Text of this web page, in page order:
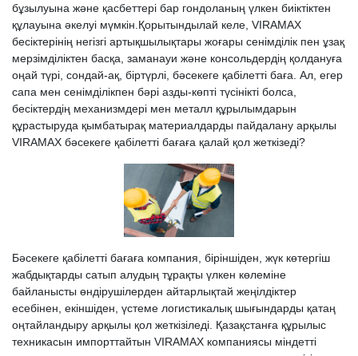
бұзылуына және қасбеттері бар гондоланың үлкен биіктіктен
құлауына әкелуі мүмкін.Қорытындылай келе, VIRAMAX
бесіктерінің негізгі артықшылықтары жоғары сенімділік пен ұзақ
мерзімділіктен басқа, заманауи және консольдердің қолдануға
оңай түрі, сондай-ақ, біртүрлі, бәсекеге қабілетті баға. Ал, егер
сапа мен сенімділікпен бәрі азды-көпті түсінікті болса,
бесіктердің механизмдері мен металл құрылымдарын
құрастыруда қымбатырақ материалдарды пайдалану арқылы
VIRAMAX бәсекеге қабілетті бағаға қалай қол жеткізеді?
Бәсекеге қабілетті бағаға компания, біріншіден, жүк көтергіш
жабдықтарды сатып алудың тұрақты үлкен көлеміне
байланысты өндірушілерден айтарлықтай жеңілдіктер
есебінен, екіншіден, үстеме логистикалық шығындарды қатаң
оңтайландыру арқылы қол жеткізіледі. Қазақстанға құрылыс
техникасын импорттайтын VIRAMAX компаниясы міндетті